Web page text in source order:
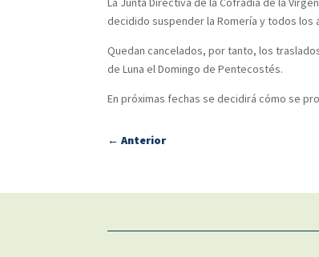
decidido suspender la Romería y todos
Quedan cancelados, por tanto, los
de Luna el Domingo de Pentecostés.
En próximas fechas se decidirá cómo se
←Anterior